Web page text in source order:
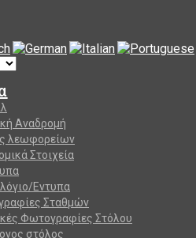
Αναδρομή
λεωφορείων
Στοιχεία
Εντυπα
Σταθμών
Φωτογραφίες Στόλου
στόλος